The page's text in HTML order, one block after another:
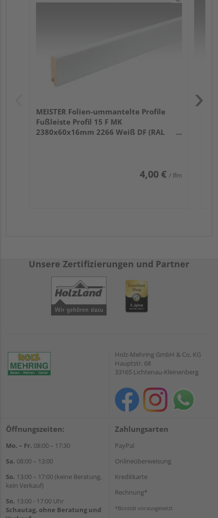
MEISTER Folien-ummantelte Profile
Fußleiste Profil 15 F MK
2380x60x16mm 2266 Weiß DF (RAL
4,00 € / lfm
Unsere Zertifizierungen und Partner
Holz-Mehring GmbH & Co. KG
Hauptstr. 68
33165 Lichtenau-Kleinenberg
Öffnungszeiten:
Mo. – Fr. 08:00 – 17:30
Sa. 08:00 – 13:00
So. 13:00 – 17:00 (keine Beratung,
kein Verkauf)
So. 13:00 - 17:00 Uhr
Schautag, ohne Beratung und
Zahlungsarten
PayPal
Onlineüberweisung
Kreditkarte
Rechnung*
*Bonität vorausgesetzt